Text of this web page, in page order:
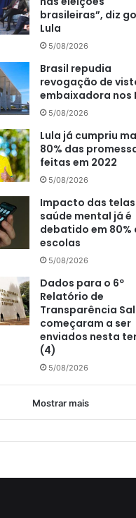
brasileiras”, diz
Lula
5/08/2026
Brasil repudia
revogação de
embaixadora nos
5/08/2026
Lula já cumpriu
80% das
feitas em 2022
5/08/2026
Impacto das
saúde mental já é
debatido em 80%
escolas
5/08/2026
Dados para o 6º
Relatório de
Transparência
começaram a ser
enviados nesta
(4)
5/08/2026
Mostrar mais